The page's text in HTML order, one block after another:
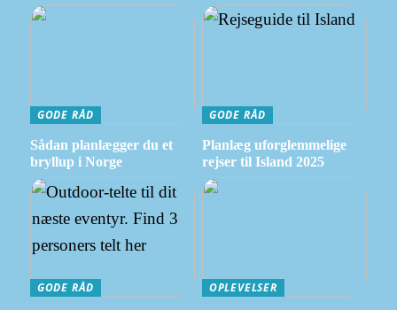
GODE RÅD
Sådan planlægger du et
bryllup i Norge
GODE RÅD
Planlæg uforglemmelige
rejser til Island 2025
GODE RÅD OPLEVELSER